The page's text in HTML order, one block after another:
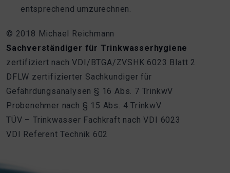
entsprechend umzurechnen.
© 2018 Michael Reichmann
Sachverständiger für Trinkwasserhygiene
zertifiziert nach VDI/BTGA/ZVSHK 6023 Blatt 2
DFLW zertifizierter Sachkundiger für
Gefährdungsanalysen § 16 Abs. 7 TrinkwV
Probenehmer nach § 15 Abs. 4 TrinkwV
TÜV – Trinkwasser Fachkraft nach VDI 6023
VDI Referent Technik 602